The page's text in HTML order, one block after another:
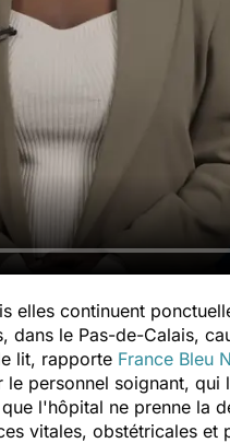
elles continuent
dans le Pas-de-Calais,
lit, rapporte France Bleu
personnel soignant,
l'hôpital ne prenne la
vitales, obstétricales